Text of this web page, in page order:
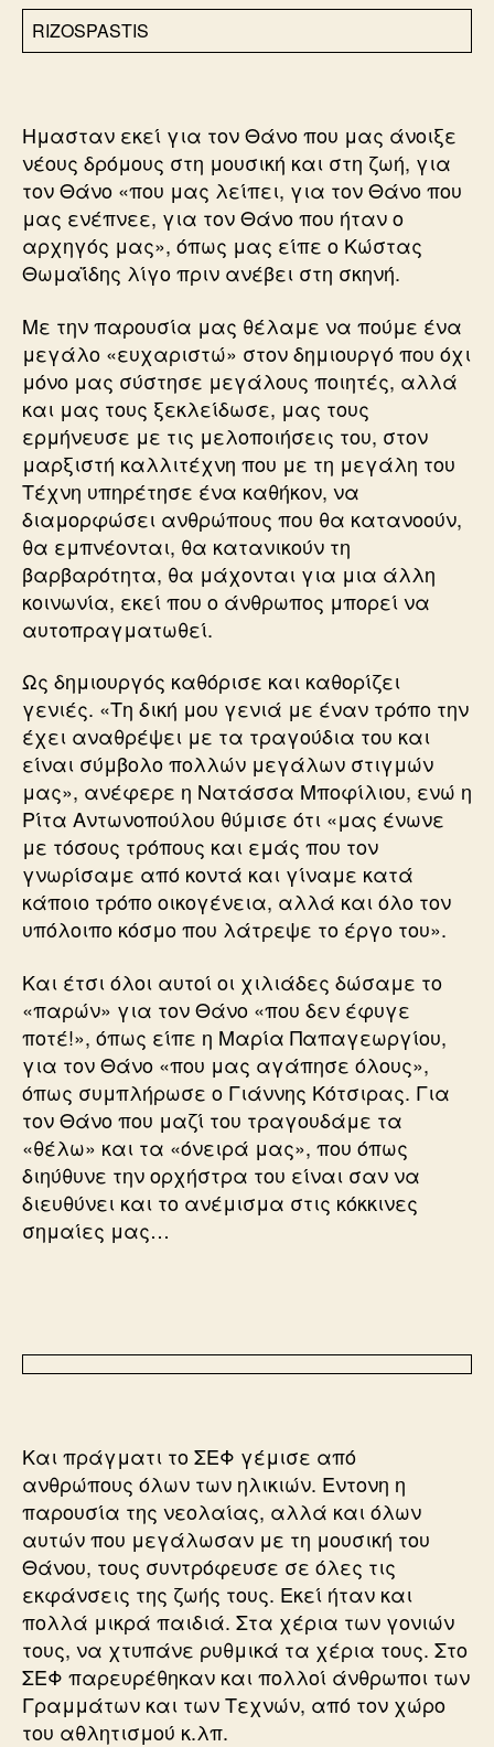
RIZOSPASTIS
Ημασταν εκεί για τον Θάνο που μας άνοιξε
νέους δρόμους στη μουσική και στη ζωή, για
τον Θάνο «που μας λείπει, για τον Θάνο που
μας ενέπνεε, για τον Θάνο που ήταν ο
αρχηγός μας», όπως μας είπε ο Κώστας
Θωμαΐδης λίγο πριν ανέβει στη σκηνή.
Με την παρουσία μας θέλαμε να πούμε ένα
μεγάλο «ευχαριστώ» στον δημιουργό που όχι
μόνο μας σύστησε μεγάλους ποιητές, αλλά
και μας τους ξεκλείδωσε, μας τους
ερμήνευσε με τις μελοποιήσεις του, στον
μαρξιστή καλλιτέχνη που με τη μεγάλη του
Τέχνη υπηρέτησε ένα καθήκον, να
διαμορφώσει ανθρώπους που θα κατανοούν,
θα εμπνέονται, θα κατανικούν τη
βαρβαρότητα, θα μάχονται για μια άλλη
κοινωνία, εκεί που ο άνθρωπος μπορεί να
αυτοπραγματωθεί.
Ως δημιουργός καθόρισε και καθορίζει
γενιές. «Τη δική μου γενιά με έναν τρόπο την
έχει αναθρέψει με τα τραγούδια του και
είναι σύμβολο πολλών μεγάλων στιγμών
μας», ανέφερε η Νατάσσα Μποφίλιου, ενώ η
Ρίτα Αντωνοπούλου θύμισε ότι «μας ένωνε
με τόσους τρόπους και εμάς που τον
γνωρίσαμε από κοντά και γίναμε κατά
κάποιο τρόπο οικογένεια, αλλά και όλο τον
υπόλοιπο κόσμο που λάτρεψε το έργο του».
Και έτσι όλοι αυτοί οι χιλιάδες δώσαμε το
«παρών» για τον Θάνο «που δεν έφυγε
ποτέ!», όπως είπε η Μαρία Παπαγεωργίου,
για τον Θάνο «που μας αγάπησε όλους»,
όπως συμπλήρωσε ο Γιάννης Κότσιρας. Για
τον Θάνο που μαζί του τραγουδάμε τα
«θέλω» και τα «όνειρά μας», που όπως
διηύθυνε την ορχήστρα του είναι σαν να
διευθύνει και το ανέμισμα στις κόκκινες
σημαίες μας…
Και πράγματι το ΣΕΦ γέμισε από
ανθρώπους όλων των ηλικιών. Εντονη η
παρουσία της νεολαίας, αλλά και όλων
αυτών που μεγάλωσαν με τη μουσική του
Θάνου, τους συντρόφευσε σε όλες τις
εκφάνσεις της ζωής τους. Εκεί ήταν και
πολλά μικρά παιδιά. Στα χέρια των γονιών
τους, να χτυπάνε ρυθμικά τα χέρια τους. Στο
ΣΕΦ παρευρέθηκαν και πολλοί άνθρωποι των
Γραμμάτων και των Τεχνών, από τον χώρο
του αθλητισμού κ.λπ.